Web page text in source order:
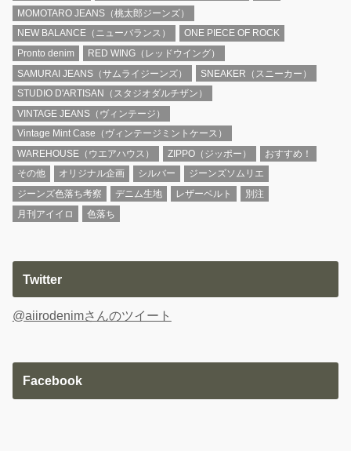
MOMOTARO JEANS（桃太郎ジーンズ）
NEW BALANCE（ニューバランス）
ONE PIECE OF ROCK
Pronto denim
RED WING（レッドウイング）
SAMURAI JEANS（サムライジーンズ）
SNEAKER（スニーカー）
STUDIO D'ARTISAN（スタジオダルチザン）
VINTAGE JEANS（ヴィンテージ）
Vintage Mint Case（ヴィンテージミントケース）
WAREHOUSE（ウエアハウス）
ZIPPO（ジッポー）
おすすめ！
その他
オリジナル企画 シルバー
ジーンズソムリエ
ジーンズ色落ち考察
デニム生地 レザーベルト
別注
月刊アイイロ
色落ち
Twitter
@aiirodenimさんのツイート
Facebook